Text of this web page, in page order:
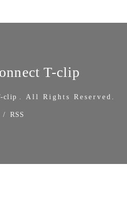
T-clip
clip . All Rights Reserved.
/ RSS